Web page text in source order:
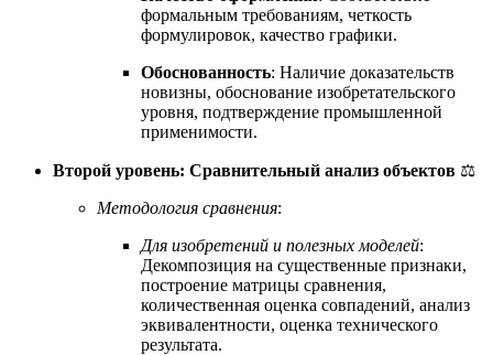
формальным требованиям, четкость
формулировок, качество графики.
Обоснованность: Наличие доказательств
новизны, обоснование изобретательского
уровня, подтверждение промышленной
применимости.
Второй уровень: Сравнительный анализ объектов ⚖️
Методология сравнения:
Для изобретений и полезных моделей:
Декомпозиция на существенные признаки,
построение матрицы сравнения,
количественная оценка совпадений, анализ
эквивалентности, оценка технического
результата.